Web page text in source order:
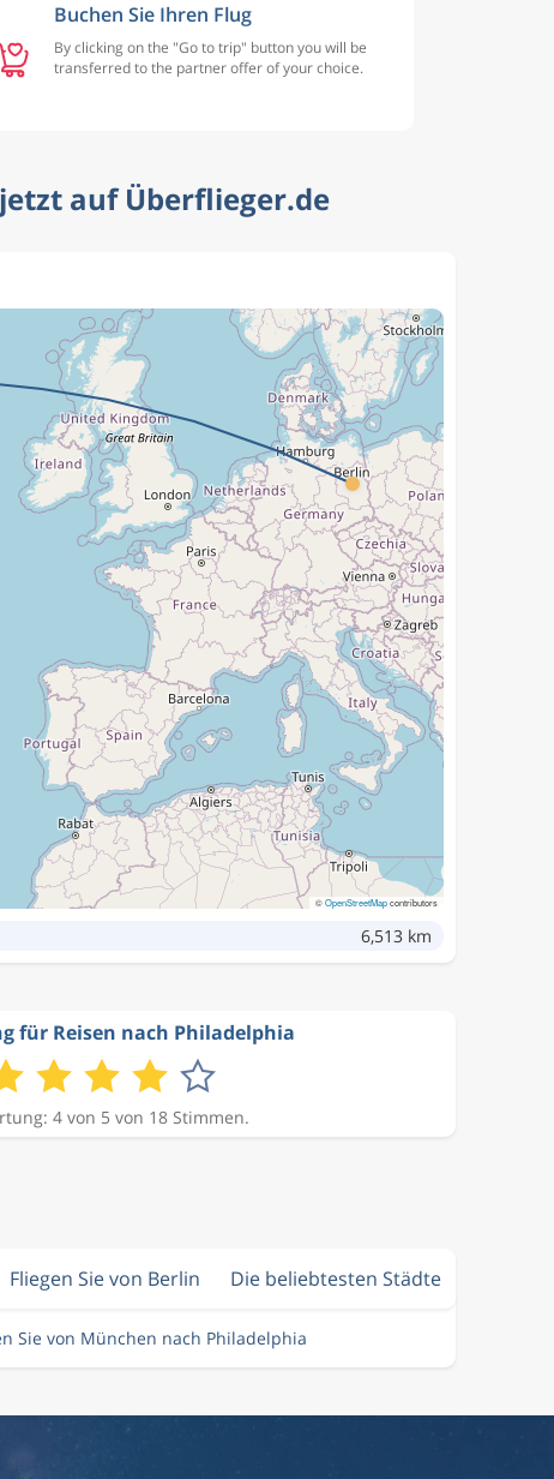
Buchen Sie Ihren Flug
By clicking on the "Go to trip" button you will be
transferred to the partner offer of your choice.
auf Überflieger.de
©OpenStreetMapcontributors
6,513 km
für Reisen nach Philadelphia
4 von 5 von 18 Stimmen.
Fliegen Sie von Berlin Die beliebtesten Städte
Sie von München nach Philadelphia